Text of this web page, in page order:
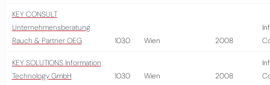
KEY CONSULT
Unternehmensberatung
Rauch & Partner OEG
1030 Wien 2008
KEY SOLUTIONS Information
Technology GmbH
1030 Wien 2008